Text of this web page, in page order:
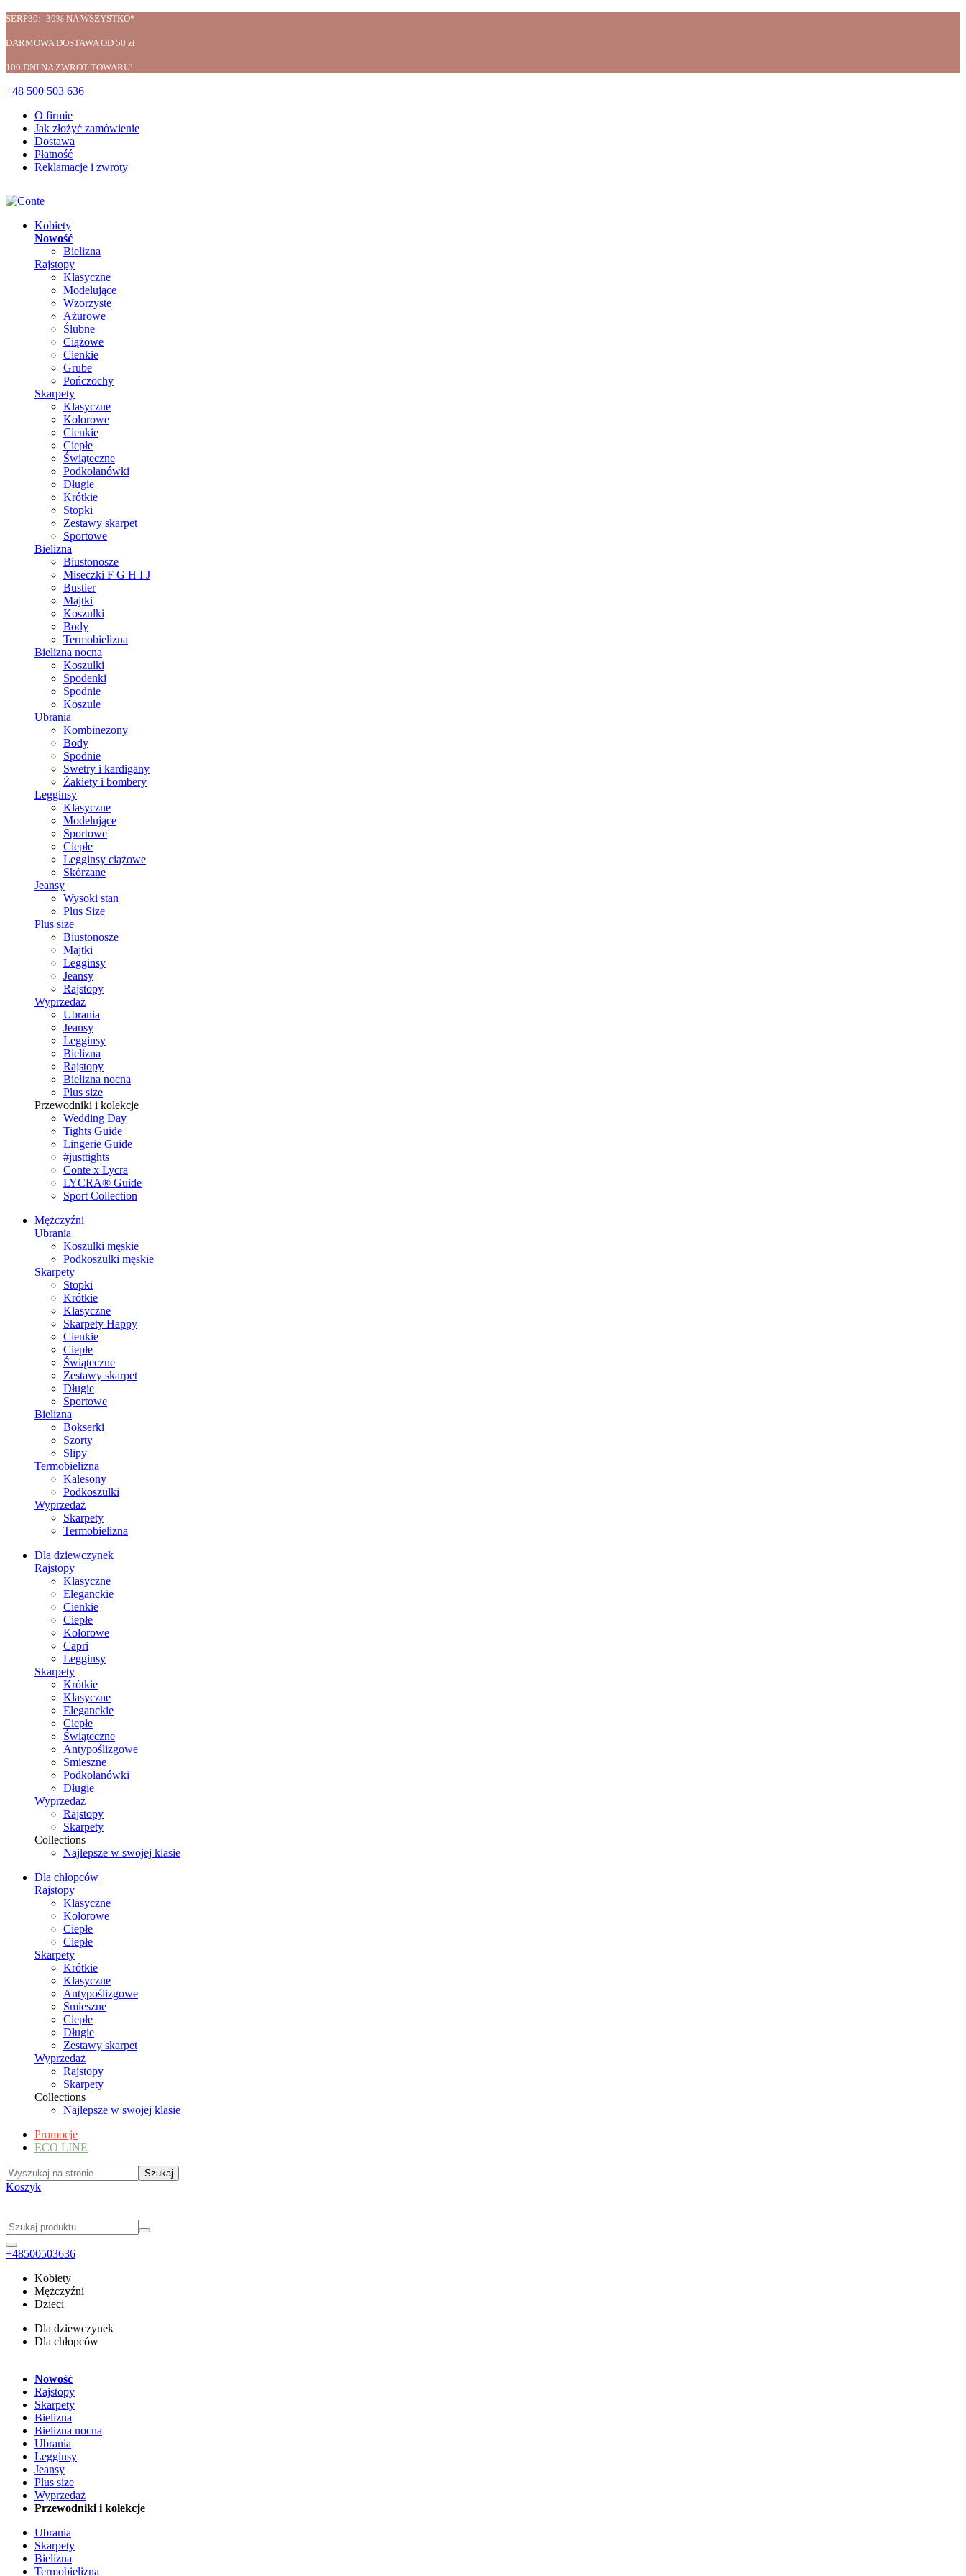
SERP30: -30% NA WSZYSTKO*
DARMOWA DOSTAWA OD 50 zł
100 DNI NA ZWROT TOWARU!
+48 500 503 636
O firmie
Jak złożyć zamówienie
Dostawa
Płatność
Reklamacje i zwroty
Kobiety
Nowość
Bielizna
Rajstopy
Klasyczne
Modelujące
Wzorzyste
Ażurowe
Ślubne
Ciążowe
Cienkie
Grube
Pończochy
Skarpety
Klasyczne
Kolorowe
Cienkie
Ciepłe
Świąteczne
Podkolanówki
Długie
Krótkie
Stopki
Zestawy skarpet
Sportowe
Bielizna
Biustonosze
Miseczki F G H I J
Bustier
Majtki
Koszulki
Body
Termobielizna
Bielizna nocna
Koszulki
Spodenki
Spodnie
Koszule
Ubrania
Kombinezony
Body
Spodnie
Swetry i kardigany
Żakiety i bombery
Legginsy
Klasyczne
Modelujące
Sportowe
Ciepłe
Legginsy ciążowe
Skórzane
Jeansy
Wysoki stan
Plus Size
Plus size
Biustonosze
Majtki
Legginsy
Jeansy
Rajstopy
Wyprzedaż
Ubrania
Jeansy
Legginsy
Bielizna
Rajstopy
Bielizna nocna
Plus size
Przewodniki i kolekcje
Wedding Day
Tights Guide
Lingerie Guide
#justtights
Conte x Lycra
LYCRA® Guide
Sport Сollection
Mężczyźni
Ubrania
Koszulki męskie
Podkoszulki męskie
Skarpety
Stopki
Krótkie
Klasyczne
Skarpety Happy
Cienkie
Ciepłe
Świąteczne
Zestawy skarpet
Długie
Sportowe
Bielizna
Bokserki
Szorty
Slipy
Termobielizna
Kalesony
Podkoszulki
Wyprzedaż
Skarpety
Termobielizna
Dla dziewczynek
Rajstopy
Klasyczne
Eleganckie
Cienkie
Ciepłe
Kolorowe
Capri
Legginsy
Skarpety
Krótkie
Klasyczne
Eleganckie
Ciepłe
Świąteczne
Antypoślizgowe
Smieszne
Podkolanówki
Długie
Wyprzedaż
Rajstopy
Skarpety
Collections
Najlepsze w swojej klasie
Dla chłopców
Rajstopy
Klasyczne
Kolorowe
Ciepłe
Ciepłe
Skarpety
Krótkie
Klasyczne
Antypoślizgowe
Smieszne
Ciepłe
Długie
Zestawy skarpet
Wyprzedaż
Rajstopy
Skarpety
Collections
Najlepsze w swojej klasie
Promocje
ECO LINE
Koszyk
+48500503636
Kobiety
Mężczyźni
Dzieci
Dla dziewczynek
Dla chłopców
Nowość
Rajstopy
Skarpety
Bielizna
Bielizna nocna
Ubrania
Legginsy
Jeansy
Plus size
Wyprzedaż
Przewodniki i kolekcje
Ubrania
Skarpety
Bielizna
Termobielizna